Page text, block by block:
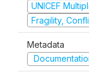
UNICEF
Fragility,
Metadata